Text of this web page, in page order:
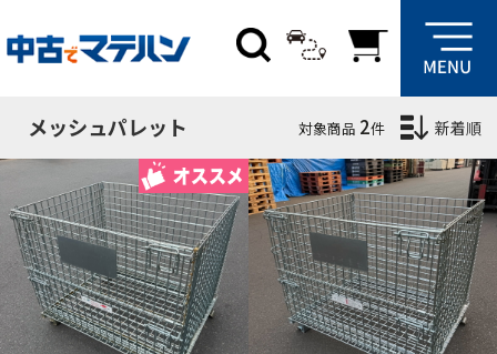
メッシュパレット 対象商品 2件 新着順
絞り込み条件
サイズ
W
mm
D
mm
H
mm
在庫場所